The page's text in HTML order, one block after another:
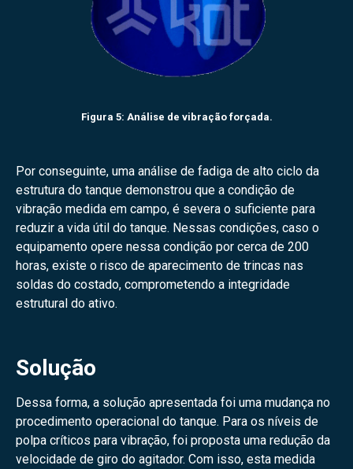
Figura 5: Análise de vibração forçada.
Por conseguinte, uma análise de fadiga de alto ciclo da
estrutura do tanque demonstrou que a condição de
vibração medida em campo, é severa o suficiente para
reduzir a vida útil do tanque. Nessas condições, caso o
equipamento opere nessa condição por cerca de 200
horas, existe o risco de aparecimento de trincas nas
soldas do costado, comprometendo a integridade
estrutural do ativo.
Solução
Dessa forma, a solução apresentada foi uma mudança no
procedimento operacional do tanque. Para os níveis de
polpa críticos para vibração, foi proposta uma redução da
velocidade de giro do agitador. Com isso, esta medida